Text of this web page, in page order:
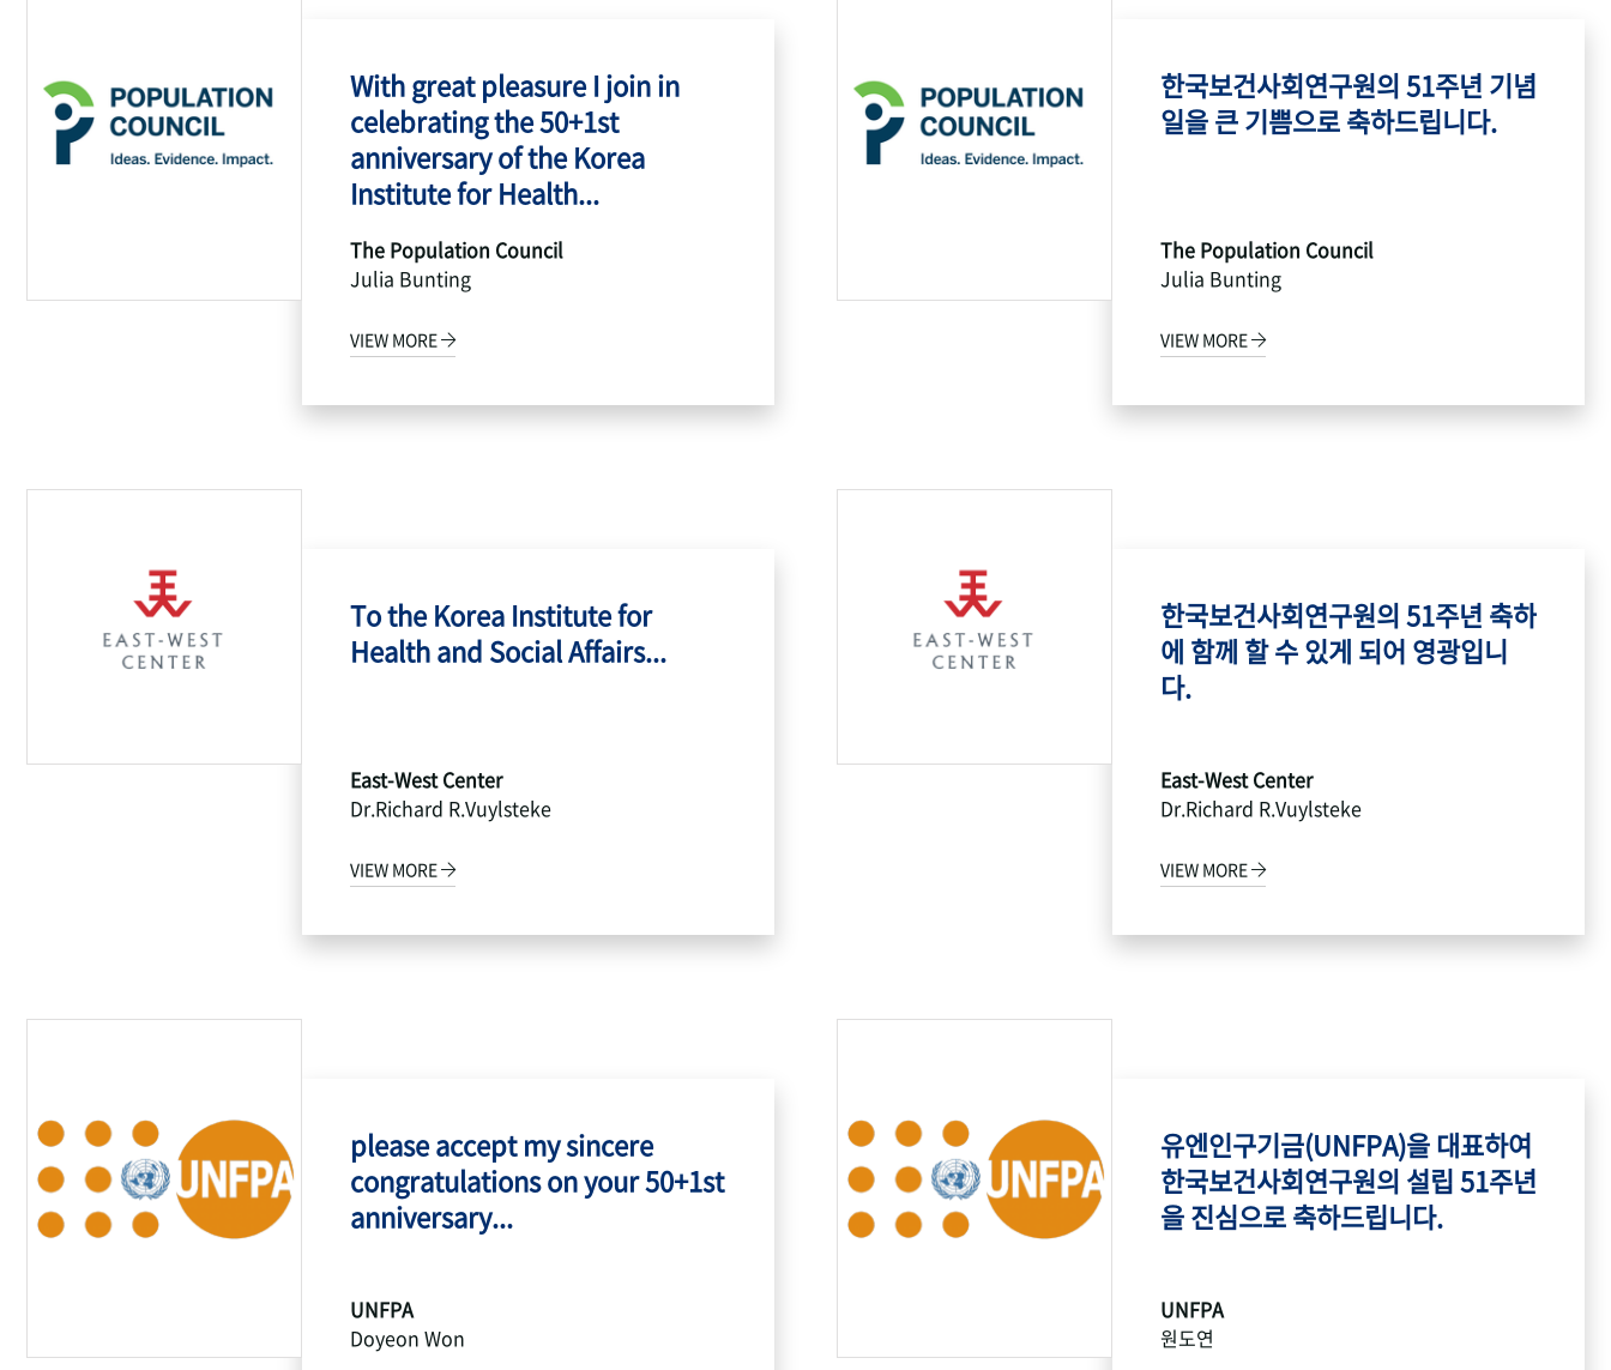
With great pleasure I join in
celebrating the 50+1st
anniversary of the Korea
Institute for Health...
The Population Council
Julia Bunting
VIEW MORE
한국보건사회연구원의 51주년 기념
일을 큰 기쁨으로 축하드립니다.
The Population Council
Julia Bunting
VIEW MORE
To the Korea Institute for
Health and Social Affairs...
East-West Center
Dr.Richard R.Vuylsteke
VIEW MORE
한국보건사회연구원의 51주년 축하
에 함께 할 수 있게 되어 영광입니
다.
East-West Center
Dr.Richard R.Vuylsteke
VIEW MORE
please accept my sincere
congratulations on your 50+1st
anniversary...
UNFPA
Doyeon Won
유엔인구기금(UNFPA)을 대표하여
한국보건사회연구원의 설립 51주년
을 진심으로 축하드립니다.
UNFPA
원도연